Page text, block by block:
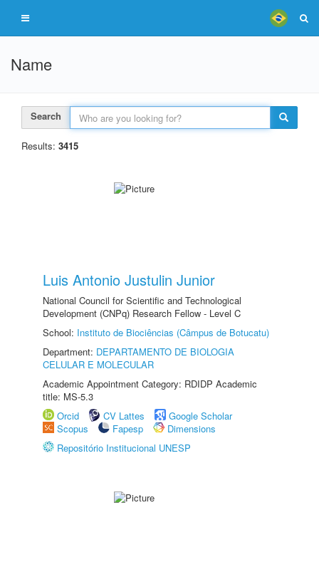
Name
Search
Results: 3415
Luis Antonio Justulin Junior
National Council for Scientific and Technological
Development (CNPq) Research Fellow - Level C
School: Instituto de Biociências (Câmpus de Botucatu)
Department: DEPARTAMENTO DE BIOLOGIA
CELULAR E MOLECULAR
Academic Appointment Category: RDIDP Academic
title: MS-5.3
Orcid
CV Lattes
Google Scholar
Scopus
Fapesp
Dimensions
Repositório Institucional UNESP